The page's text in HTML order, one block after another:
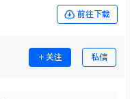
前往下载
关注 私信